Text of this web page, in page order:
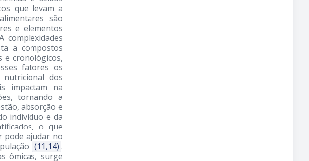
que levam a
são
e elementos
complexidades
a compostos
e cronológicos,
fatores os
nutricional dos
impactam na
tornando a
absorção e
indivíduo e da
o que
pode ajudar no
(11,14) .
ômicas, surge